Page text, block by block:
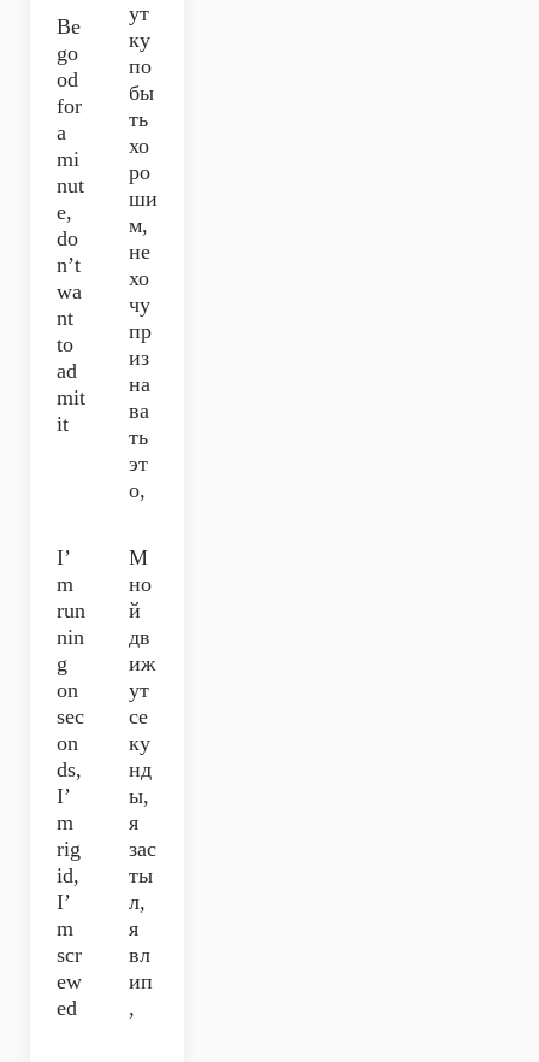
Be
go
od
for
a
mi
nut
e,
do
n’t
wa
nt
to
ad
mit
it
ут
ку
по
бы
ть
хо
ро
ши
м,
не
хо
чу
пр
из
на
ва
ть
эт
о,
I’
m
run
nin
g
on
sec
on
ds,
I’
m
rig
id,
I’
m
scr
ew
ed
М
но
й
дв
иж
ут
се
ку
нд
ы,
я
зас
ты
л,
я
вл
ип
,